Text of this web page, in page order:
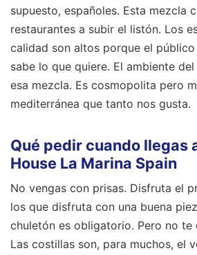
supuesto, españoles. Esta mezcla
restaurantes a subir el listón. Los
calidad son altos porque el
sabe lo que quiere. El ambiente
esa mezcla. Es cosmopolita pero
mediterránea que tanto nos gusta.
Qué pedir cuando llegas
House La Marina Spain
No vengas con prisas. Disfruta el
los que disfruta con una buena
chuletón es obligatorio. Pero no te
Las costillas son, para muchos, el